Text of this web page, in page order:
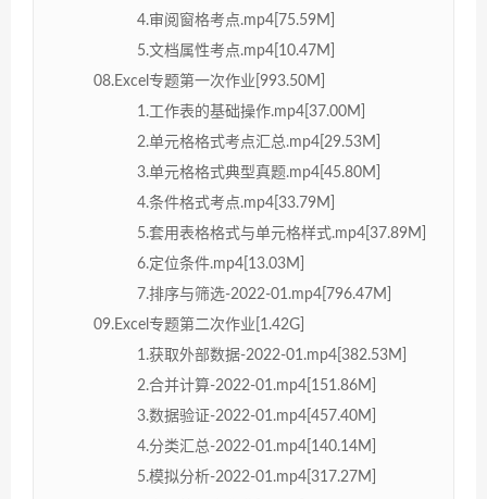
4.审阅窗格考点.mp4[75.59M]
5.文档属性考点.mp4[10.47M]
08.Excel专题第一次作业[993.50M]
1.工作表的基础操作.mp4[37.00M]
2.单元格格式考点汇总.mp4[29.53M]
3.单元格格式典型真题.mp4[45.80M]
4.条件格式考点.mp4[33.79M]
5.套用表格格式与单元格样式.mp4[37.89M]
6.定位条件.mp4[13.03M]
7.排序与筛选-2022-01.mp4[796.47M]
09.Excel专题第二次作业[1.42G]
1.获取外部数据-2022-01.mp4[382.53M]
2.合并计算-2022-01.mp4[151.86M]
3.数据验证-2022-01.mp4[457.40M]
4.分类汇总-2022-01.mp4[140.14M]
5.模拟分析-2022-01.mp4[317.27M]